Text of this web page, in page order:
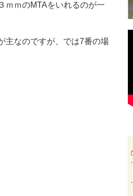
ｍｍのMTAをいれるのが一
主なのですが、では7番の場